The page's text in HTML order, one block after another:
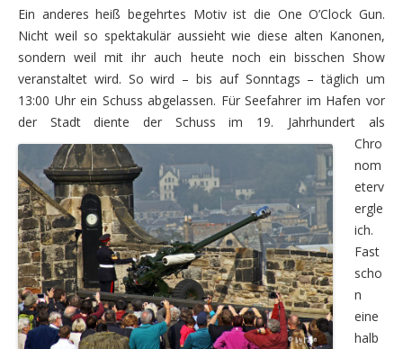
Zu guter Letzt
2010
Baltikum
2011
Norwegen – Der Norden mit Nordcap
2014
Kajakfahren im Spreewald
mit Motorrädern im Schlepp durch Schottland
Ein Wort zuvor
Die erste Woche – Südwesten und Westen
Ein anderes heiß begehrtes Motiv ist die One O’Clock Gun.
Nicht weil so spektakulär aussieht wie diese alten Kanonen,
sondern weil mit ihr auch heute noch ein bisschen Show
veranstaltet wird. So wird – bis auf Sonntags – täglich um
13:00 Uhr ein Schuss abgelassen. Für Seefahrer im Hafen vor
der Stadt diente der Schuss im 19. Jahrhundert als
Chro
nom
eterv
ergle
ich.
Fast
scho
n
eine
halb